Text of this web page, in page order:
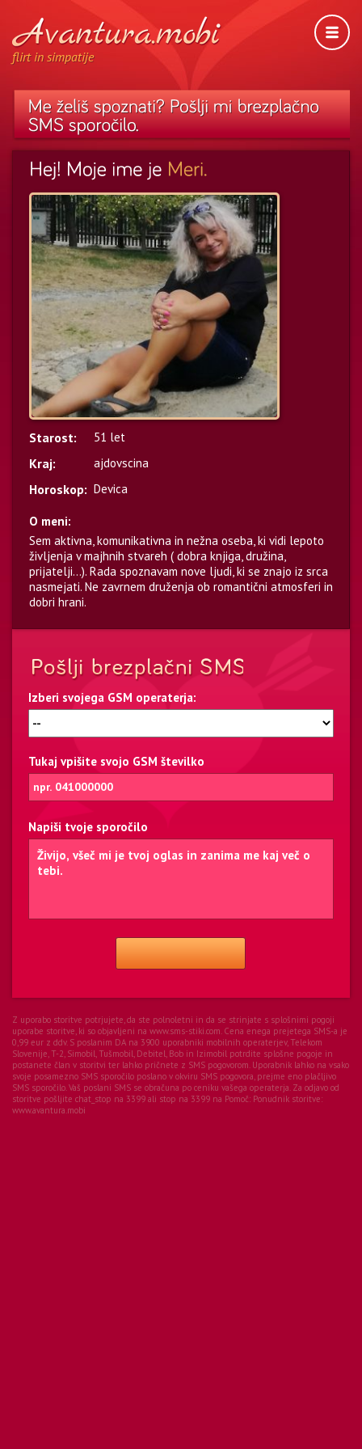
flirt in simpatije
Starost: 51 let
Kraj: ajdovscina
Horoskop: Devica
O meni:
Sem aktivna, komunikativna in nežna oseba, ki vidi lepoto
življenja v majhnih stvareh ( dobra knjiga, družina,
prijatelji...). Rada spoznavam nove ljudi, ki se znajo iz srca
nasmejati. Ne zavrnem druženja ob romantični atmosferi in
dobri hrani.
Izberi svojega GSM operaterja:
Tukaj vpišite svojo GSM številko
Napiši tvoje sporočilo
Z uporabo storitve potrjujete, da ste polnoletni in da se strinjate s splošnimi pogoji
uporabe storitve, ki so objavljeni na www.sms-stiki.com. Cena enega prejetega SMS-a je
0,99 eur z ddv. S poslanim DA na 3900 uporabniki mobilnih operaterjev, Telekom
Slovenije, T-2, Simobil, Tušmobil, Debitel, Bob in Izimobil potrdite splošne pogoje in
postanete član v storitvi ter lahko pričnete z SMS pogovorom. Uporabnik lahko na vsako
svoje posamezno SMS sporočilo poslano v okviru SMS pogovora, prejme eno plačljivo
SMS sporočilo. Vaš poslani SMS se obračuna po ceniku vašega operaterja. Za odjavo od
storitve pošljite chat_stop na 3399 ali stop na 3399 na Pomoč: Ponudnik storitve:
www.avantura.mobi